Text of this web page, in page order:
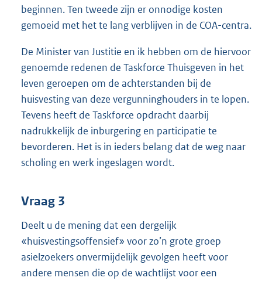
beginnen. Ten tweede zijn er onnodige kosten
gemoeid met het te lang verblijven in de COA-centra.
De Minister van Justitie en ik hebben om de hiervoor
genoemde redenen de Taskforce Thuisgeven in het
leven geroepen om de achterstanden bij de
huisvesting van deze vergunninghouders in te lopen.
Tevens heeft de Taskforce opdracht daarbij
nadrukkelijk de inburgering en participatie te
bevorderen. Het is in ieders belang dat de weg naar
scholing en werk ingeslagen wordt.
Vraag 3
Deelt u de mening dat een dergelijk
«huisvestingsoffensief» voor zo’n grote groep
asielzoekers onvermijdelijk gevolgen heeft voor
andere mensen die op de wachtlijst voor een